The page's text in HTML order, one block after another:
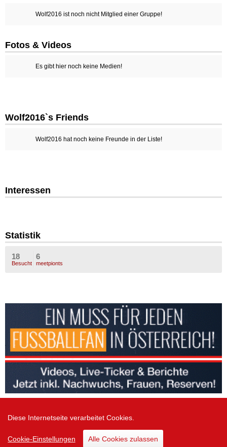
Diese Internetseite verarbeitet Cookies.
Cookie-Einstellungen Alle Cookies zulassen
Wolf2016 ist noch nicht Mitglied einer Gruppe!
Fotos & Videos
Es gibt hier noch keine Medien!
Wolf2016`s Friends
Wolf2016 hat noch keine Freunde in der Liste!
Interessen
Statistik
18
Besucht
6
meetpionts